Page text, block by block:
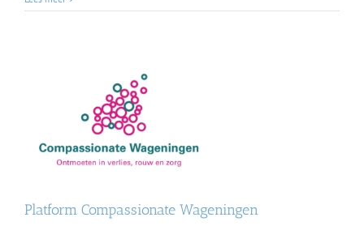
Platform Compassionate Wageningen